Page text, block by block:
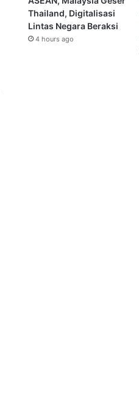
Thailand, Digitalisasi
Lintas Negara Beraksi
4 hours ago